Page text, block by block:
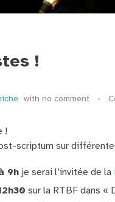
!
with no comment
!
scriptum sur
9hje serai l’invitée de la
sur la RTBF dans «